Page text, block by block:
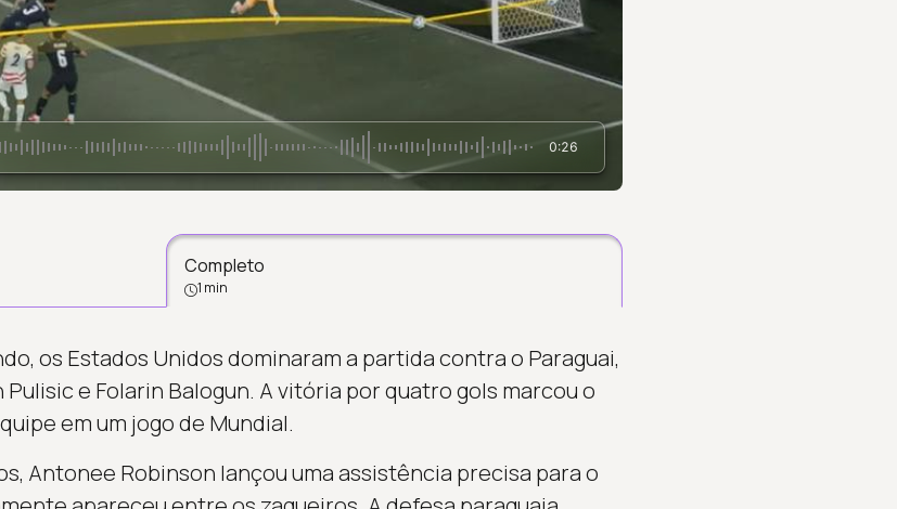
0:26
Completo
1 min
os Estados Unidos dominaram a partida contra o Paraguai,
e Folarin Balogun. A vitória por quatro gols marcou o
em um jogo de Mundial.
Antonee Robinson lançou uma assistência precisa para o